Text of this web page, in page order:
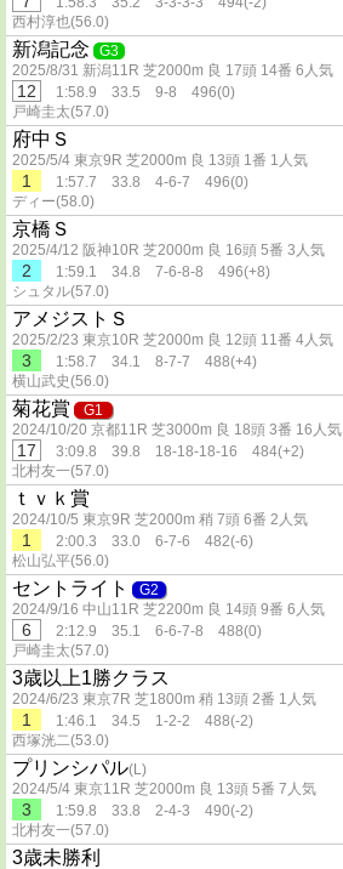
西村淳也(56.0)
新潟記念
G3
2025/8/31 新潟11R 芝2000m 良 17頭 14番 6人気
12
1:58.9 33.5 9-8 496(0)
戸崎圭太(57.0)
府中Ｓ
2025/5/4 東京9R 芝2000m 良 13頭 1番 1人気
1
1:57.7 33.8 4-6-7 496(0)
ディー(58.0)
京橋Ｓ
2025/4/12 阪神10R 芝2000m 良 16頭 5番 3人気
2
1:59.1 34.8 7-6-8-8 496(+8)
シュタル(57.0)
アメジストＳ
2025/2/23 東京10R 芝2000m 良 12頭 11番 4人気
3
1:58.7 34.1 8-7-7 488(+4)
横山武史(56.0)
菊花賞
G1
2024/10/20 京都11R 芝3000m 良 18頭 3番 16人気
17
3:09.8 39.8 18-18-18-16 484(+2)
北村友一(57.0)
ｔｖｋ賞
2024/10/5 東京9R 芝2000m 稍 7頭 6番 2人気
1
2:00.3 33.0 6-7-6 482(-6)
松山弘平(56.0)
セントライト
G2
2024/9/16 中山11R 芝2200m 良 14頭 9番 6人気
6
2:12.9 35.1 6-6-7-8 488(0)
戸崎圭太(57.0)
3歳以上1勝クラス
2024/6/23 東京7R 芝1800m 稍 13頭 2番 1人気
1
1:46.1 34.5 1-2-2 488(-2)
西塚洸二(53.0)
プリンシパル(L)
2024/5/4 東京11R 芝2000m 良 13頭 5番 7人気
3
1:59.8 33.8 2-4-3 490(-2)
北村友一(57.0)
3歳未勝利